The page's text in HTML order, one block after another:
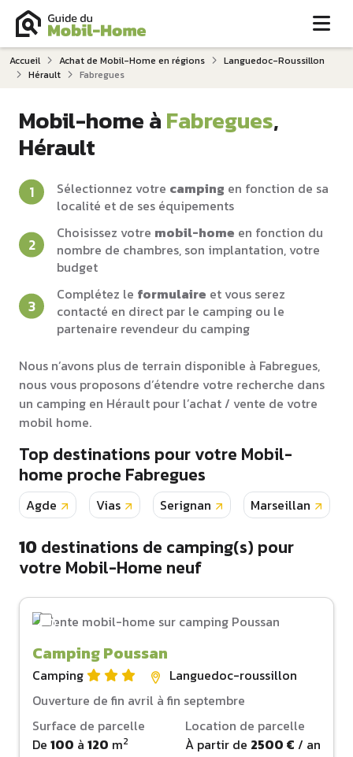
Accueil Achat de Mobil-Home en régions
Languedoc-Roussillon
Hérault
Fabregues
Mobil-home àFabregues,
Hérault
Sélectionnez votre camping en fonction de sa
localité et de ses équipements
Choisissez votre mobil-home en fonction du
nombre de chambres, son implantation, votre
budget
Complétez le formulaire et vous serez
contacté en direct par le camping ou le
partenaire revendeur du camping
Nous n’avons plus de terrain disponible à Fabregues,
nous vous proposons d’étendre votre recherche dans
un camping en Hérault pour l’achat / vente de votre
mobil home.
Top destinations pour votre Mobil-
home proche Fabregues
Agde Vias Serignan Marseillan
10destinations de camping(s) pour
votre Mobil-Home neuf
Camping Poussan
Camping
Languedoc-roussillon
Ouverture de fin avril à fin septembre
Surface de parcelle
De 100 à 120 m2
Location de parcelle
À partir de 2500 € / an